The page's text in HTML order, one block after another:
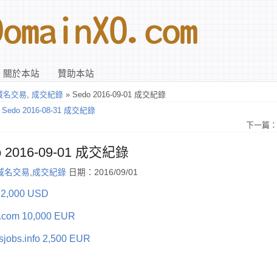
關於本站 贊助本站
名交易, 成交紀錄 » Sedo 2016-09-01 成交紀錄
Sedo 2016-08-31 成交紀錄
下一篇：
2016-09-01 成交紀錄
名交易,成交紀錄 日期：2016/09/01
USD
10,000 EUR
2,500 EUR